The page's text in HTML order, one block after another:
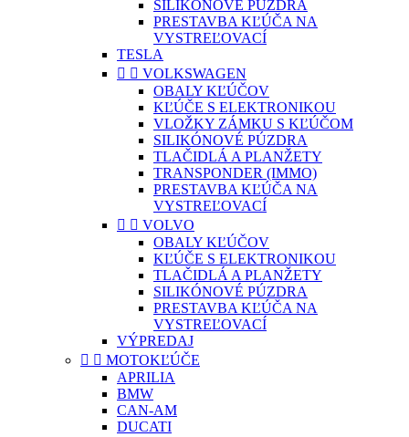
SILIKÓNOVÉ PÚZDRA
PRESTAVBA KĽÚČA NA
VYSTREĽOVACÍ
TESLA
  VOLKSWAGEN
OBALY KĽÚČOV
KĽÚČE S ELEKTRONIKOU
VLOŽKY ZÁMKU S KĽÚČOM
SILIKÓNOVÉ PÚZDRA
TLAČIDLÁ A PLANŽETY
TRANSPONDER (IMMO)
PRESTAVBA KĽÚČA NA
VYSTREĽOVACÍ
  VOLVO
OBALY KĽÚČOV
KĽÚČE S ELEKTRONIKOU
TLAČIDLÁ A PLANŽETY
SILIKÓNOVÉ PÚZDRA
PRESTAVBA KĽÚČA NA
VYSTREĽOVACÍ
VÝPREDAJ
  MOTOKĽÚČE
APRILIA
BMW
CAN-AM
DUCATI